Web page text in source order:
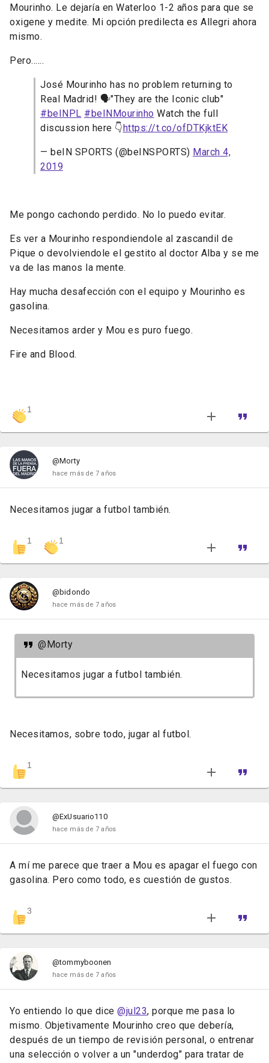
Mourinho. Le dejaría en Waterloo 1-2 años para que se
oxigene y medite. Mi opción predilecta es Allegri ahora
mismo.
Pero......
José Mourinho has no problem returning to
Real Madrid! 🗣️"They are the Iconic club"
#beINPL #beINMourinho Watch the full
discussion here 👇 https://t.co/ofDTKjktEK
— beIN SPORTS (@beINSPORTS) March 4,
2019
Me pongo cachondo perdido. No lo puedo evitar.
Es ver a Mourinho respondiendole al zascandil de
Pique o devolviendole el gestito al doctor Alba y se me
va de las manos la mente.
Hay mucha desafección con el equipo y Mourinho es
gasolina.
Necesitamos arder y Mou es puro fuego.
Fire and Blood.
1
@Morty
hace más de 7 años
Necesitamos jugar a futbol también.
1 1
@bidondo
hace más de 7 años
@Morty
Necesitamos jugar a futbol también.
Necesitamos, sobre todo, jugar al futbol.
1
@ExUsuario110
hace más de 7 años
A mí me parece que traer a Mou es apagar el fuego con
gasolina. Pero como todo, es cuestión de gustos.
3
@tommyboonen
hace más de 7 años
Yo entiendo lo que dice @jul23, porque me pasa lo
mismo. Objetivamente Mourinho creo que debería,
después de un tiempo de revisión personal, o entrenar
una selección o volver a un "underdog" para tratar de